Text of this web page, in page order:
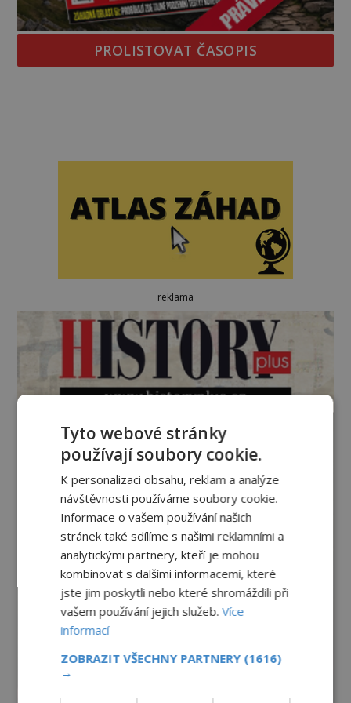
PROLISTOVAT ČASOPIS
reklama
Tyto webové stránky
používají soubory cookie.
K personalizaci obsahu, reklam a analýze
návštěvnosti používáme soubory cookie.
Informace o vašem používání našich
stránek také sdílíme s našimi reklamními a
analytickými partnery, kteří je mohou
kombinovat s dalšími informacemi, které
jste jim poskytli nebo které shromáždili při
vašem používání jejich služeb.Více
informací
ZOBRAZIT VŠECHNY PARTNERY (1616)
→